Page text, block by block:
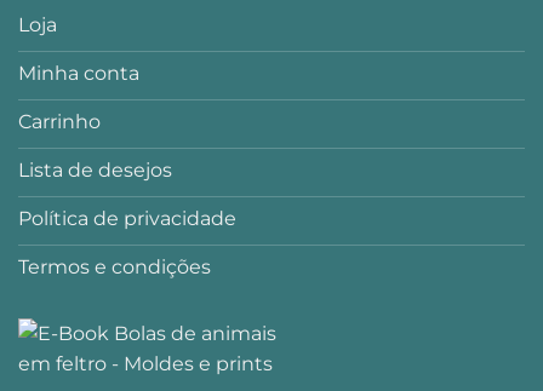
Loja
Minha conta
Carrinho
Lista de desejos
Política de privacidade
Termos e condições